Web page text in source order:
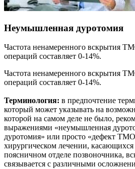
Неумышленная дуротомия
Частота ненамеренного вскрытия
операций составляет 0-14%.
Частота ненамеренного вскрытия
операций составляет 0-14%.
Терминология: в предпочтение
который может указывать на
которой на самом деле не было,
выражениями «неумышленная
дуротомия» или просто «дефект
хирургическом лечении,
поясничном отделе позвоночника,
связывается с различными